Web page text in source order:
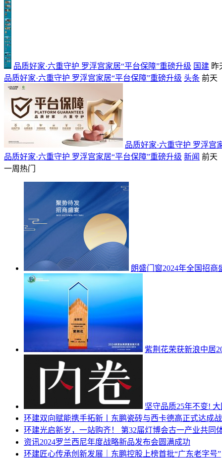
品质好家·六重守护 罗浮宫家居“平台保障”重磅升级 国建 昨
品质好家·六重守护 罗浮宫家居“平台保障”重磅升级 头条 前天
品质好家·六重守护 罗浮宫
品质好家·六重守护 罗浮宫家居“平台保障”重磅升级 新闻 前天
一周热门
朗盛门窗2024年全国招
紫荆花荣获新浪中居
坚守品质25年不变!
环建双向赋能携手拓新丨东鹏瓷砖与西卡德高正式达成
环建光启新岁，一站购齐！ 第32届灯博会古一产业共同
资讯2024罗兰西尼年度战略新品发布会圆满成功
环建匠心传承创新发展｜东鹏控股上榜首批“广东老字号”